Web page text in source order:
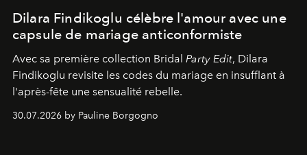
Dilara Findikoglu célèbre l'amour avec une
capsule de mariage anticonformiste
Avec sa première collection Bridal Party Edit, Dilara
Findikoglu revisite les codes du mariage en insufflant à
l'après-fête une sensualité rebelle.
30.07.2026 by Pauline Borgogno